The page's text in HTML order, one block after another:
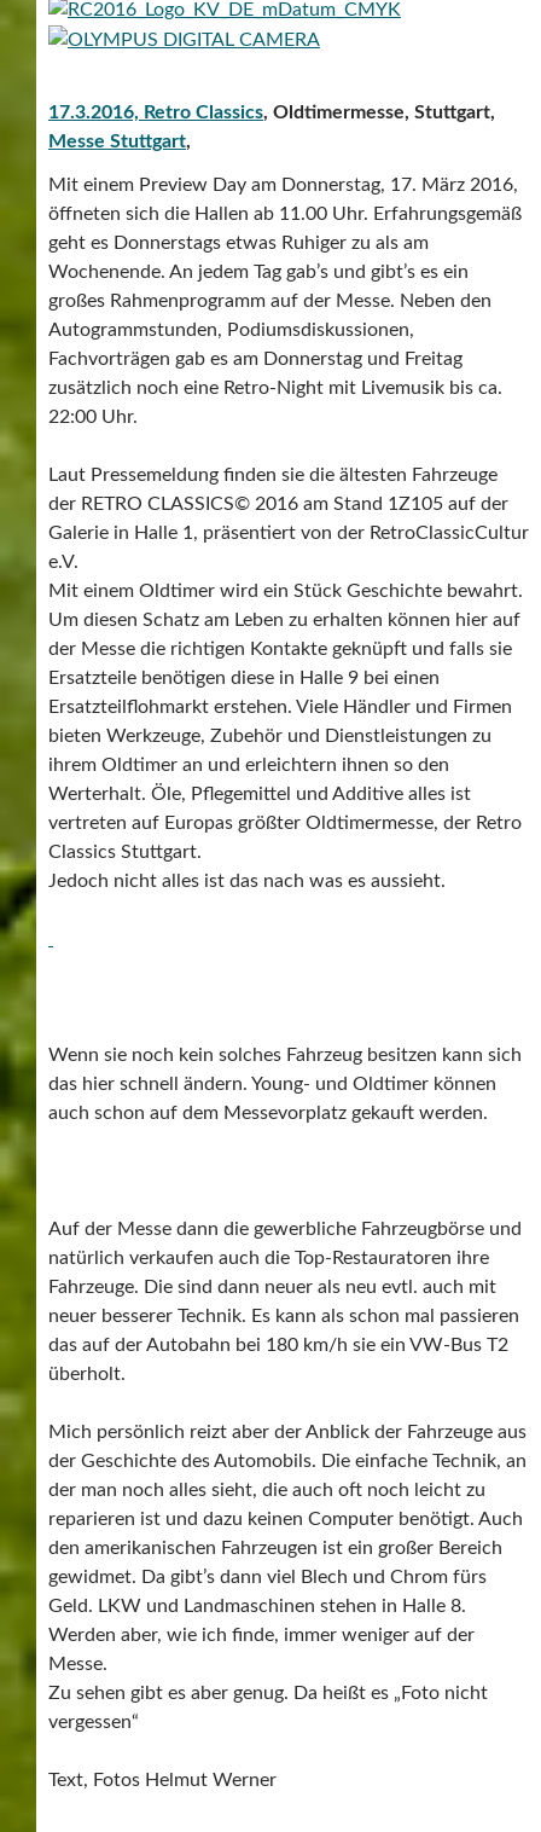
17.3.2016, Retro Classics, Oldtimermesse, Stuttgart,
Messe Stuttgart,
Mit einem Preview Day am Donnerstag, 17. März 2016,
öffneten sich die Hallen ab 11.00 Uhr. Erfahrungsgemäß
geht es Donnerstags etwas Ruhiger zu als am
Wochenende. An jedem Tag gab’s und gibt’s es ein
großes Rahmenprogramm auf der Messe. Neben den
Autogrammstunden, Podiumsdiskussionen,
Fachvorträgen gab es am Donnerstag und Freitag
zusätzlich noch eine Retro-Night mit Livemusik bis ca.
22:00 Uhr.
Laut Pressemeldung finden sie die ältesten Fahrzeuge
der RETRO CLASSICS© 2016 am Stand 1Z105 auf der
Galerie in Halle 1, präsentiert von der RetroClassicCultur
e.V.
Mit einem Oldtimer wird ein Stück Geschichte bewahrt.
Um diesen Schatz am Leben zu erhalten können hier auf
der Messe die richtigen Kontakte geknüpft und falls sie
Ersatzteile benötigen diese in Halle 9 bei einen
Ersatzteilflohmarkt erstehen. Viele Händler und Firmen
bieten Werkzeuge, Zubehör und Dienstleistungen zu
ihrem Oldtimer an und erleichtern ihnen so den
Werterhalt. Öle, Pflegemittel und Additive alles ist
vertreten auf Europas größter Oldtimermesse, der Retro
Classics Stuttgart.
Jedoch nicht alles ist das nach was es aussieht.
Wenn sie noch kein solches Fahrzeug besitzen kann sich
das hier schnell ändern. Young- und Oldtimer können
auch schon auf dem Messevorplatz gekauft werden.
Auf der Messe dann die gewerbliche Fahrzeugbörse und
natürlich verkaufen auch die Top-Restauratoren ihre
Fahrzeuge. Die sind dann neuer als neu evtl. auch mit
neuer besserer Technik. Es kann als schon mal passieren
das auf der Autobahn bei 180 km/h sie ein VW-Bus T2
überholt.
Mich persönlich reizt aber der Anblick der Fahrzeuge aus
der Geschichte des Automobils. Die einfache Technik, an
der man noch alles sieht, die auch oft noch leicht zu
reparieren ist und dazu keinen Computer benötigt. Auch
den amerikanischen Fahrzeugen ist ein großer Bereich
gewidmet. Da gibt’s dann viel Blech und Chrom fürs
Geld. LKW und Landmaschinen stehen in Halle 8.
Werden aber, wie ich finde, immer weniger auf der
Messe.
Zu sehen gibt es aber genug. Da heißt es „Foto nicht
vergessen“
Text, Fotos Helmut Werner